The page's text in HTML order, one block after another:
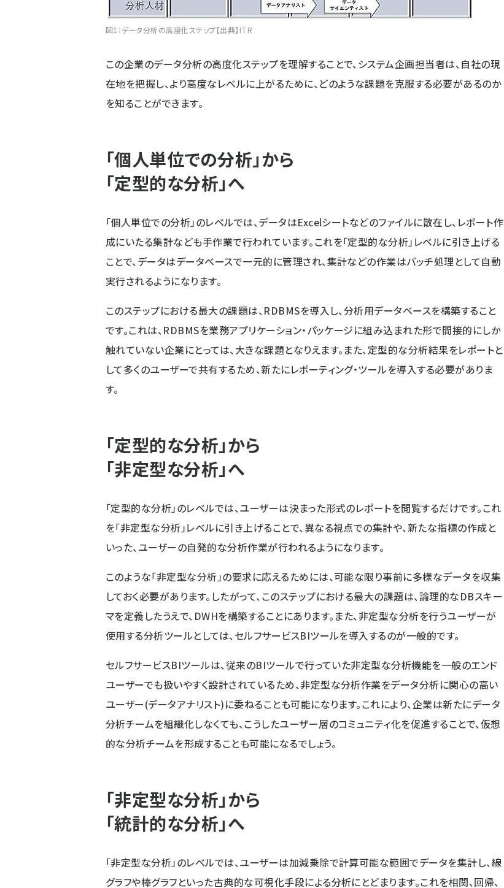
図1：データ分析の高度化ステップ【出典】ITR
この企業のデータ分析の高度化ステップを理解することで、システム企画担当者は、自社の現
在地を把握し、より高度なレベルに上がるために、どのような課題を克服する必要があるのか
を知ることができます。
「個人単位での分析」から
「定型的な分析」へ
「個人単位での分析」のレベルでは、データはExcelシートなどのファイルに散在し、レポート作
成にいたる集計なども手作業で行われています。これを「定型的な分析」レベルに引き上げる
ことで、データはデータベースで一元的に管理され、集計などの作業はバッチ処理として自動
実行されるようになります。
このステップにおける最大の課題は、RDBMSを導入し、分析用データベースを構築すること
です。これは、RDBMSを業務アプリケーション・パッケージに組み込まれた形で間接的にしか
触れていない企業にとっては、大きな課題となりえます。また、定型的な分析結果をレポートと
して多くのユーザーで共有するため、新たにレポーティング・ツールを導入する必要がありま
す。
「定型的な分析」から
「非定型な分析」へ
「定型的な分析」のレベルでは、ユーザーは決まった形式のレポートを閲覧するだけです。これ
を「非定型な分析」レベルに引き上げることで、異なる視点での集計や、新たな指標の作成と
いった、ユーザーの自発的な分析作業が行われるようになります。
このような「非定型な分析」の要求に応えるためには、可能な限り事前に多様なデータを収集
しておく必要があります。したがって、このステップにおける最大の課題は、論理的なDBスキー
マを定義したうえで、DWHを構築することにあります。また、非定型な分析を行うユーザーが
使用する分析ツールとしては、セルフサービスBIツールを導入するのが一般的です。
セルフサービスBIツールは、従来のBIツールで行っていた非定型な分析機能を一般のエンド
ユーザーでも扱いやすく設計されているため、非定型な分析作業をデータ分析に関心の高い
ユーザー(データアナリスト)に委ねることも可能になります。これにより、企業は新たにデータ
分析チームを組織化しなくても、こうしたユーザー層のコミュニティ化を促進することで、仮想
的な分析チームを形成することも可能になるでしょう。
「非定型な分析」から
「統計的な分析」へ
「非定型な分析」のレベルでは、ユーザーは加減乗除で計算可能な範囲でデータを集計し、線
グラフや棒グラフといった古典的な可視化手段による分析にとどまります。これを相関、回帰、